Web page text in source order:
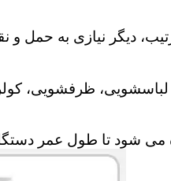
دیگر نیازی به حمل و
ظرفشویی،
می شود تا طول عمر